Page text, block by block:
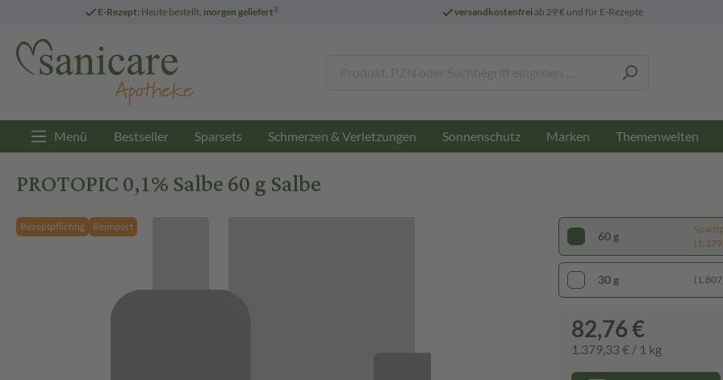
E-Rezept: Heute bestellt, morgen geliefert3 versandkostenfreiab 29 € und für E-Rezepte
Menü Bestseller Sparsets Schmerzen & Verletzungen Sonnenschutz Marken Themenwelten
PROTOPIC 0,1% Salbe 60 g Salbe
Rezeptpflichtig Reimport
60 g
30 g
82,76 €
1.379,33 € / 1 kg